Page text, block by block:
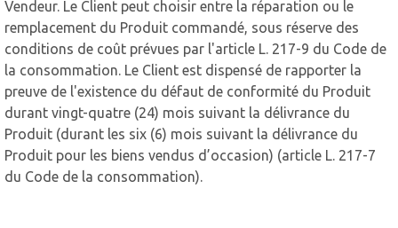
Vendeur. Le Client peut choisir entre la réparation ou le
remplacement du Produit commandé, sous réserve des
conditions de coût prévues par l'article L. 217-9 du Code de
la consommation. Le Client est dispensé de rapporter la
preuve de l'existence du défaut de conformité du Produit
durant vingt-quatre (24) mois suivant la délivrance du
Produit (durant les six (6) mois suivant la délivrance du
Produit pour les biens vendus d’occasion) (article L. 217-7
du Code de la consommation).